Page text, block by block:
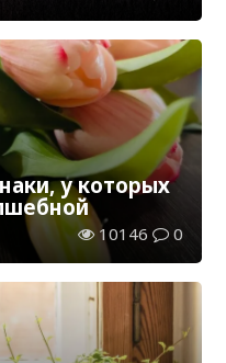
у которых
10146 0